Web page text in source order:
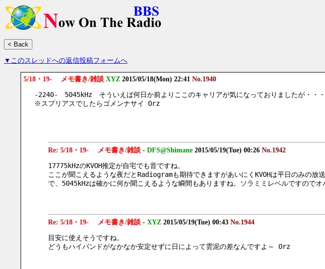
▼このスレッドへの返信投稿フォームへ
5/18・19- メモ書き/雑談 XYZ 2015/05/18(Mon) 22:41 No.1940
-2240-　5045kHz　そういえば何日か前よりここのキャリアが気になっておりましたが・・
※スプリアスでしたらゴメンナサイ Orz
Re: 5/18・19- メモ書き/雑談- DFS@Shimane 2015/05/19(Tue) 00:26 No.1942
17775kHzのKVOH推定が自宅でも音ですね。
ここが聞こえるような夜だとRadiogramも期待できますがあいにくKVOHは平日のみの放
で、5045kHzは確かに何か聞こえるような瞬間もありますね。ソラミミレベルですのでオ
Re: 5/18・19- メモ書き/雑談- XYZ 2015/05/19(Tue) 00:43 No.1944
目安に使えそうですね。
どうもハイバンドがなかなか安定せずに日によって雲泥の差なんですよ～ Orz